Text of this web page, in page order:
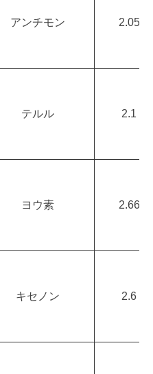
アンチモン 2.05
テルル 2.1
ヨウ素 2.66
キセノン 2.6